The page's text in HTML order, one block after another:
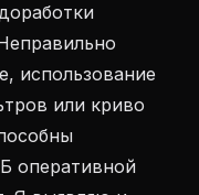
использование
или криво
оперативной